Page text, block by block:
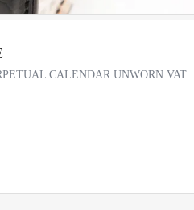
CALENDAR UNWORN VAT